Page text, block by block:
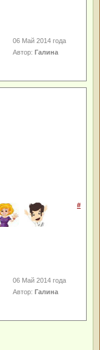
06 Май 2014 года
Автор:Галина
#
06 Май 2014 года
Автор:Галина